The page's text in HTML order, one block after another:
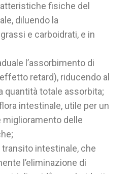
fisiche del
diluendo la
e carboidrati, e in
l’assorbimento di
retard), riducendo al
quantità totale assorbita;
intestinale, utile per un
miglioramento delle
intestinale, che
l’eliminazione di